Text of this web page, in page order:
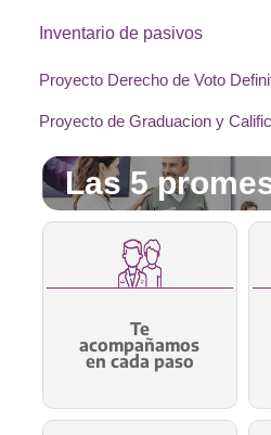
Inventario de pasivos
Proyecto Derecho de Voto
Proyecto de Graduacion y
Las 5
Te
acompañamos
en cada paso